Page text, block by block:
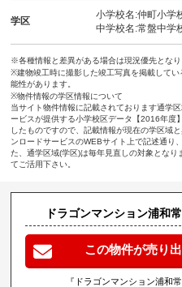
学区
小学校名:仲町小学
中学校名:常盤中学
※各種情報と差異がある場合は現況優先となり
※建物竣工時に撮影した竣工写真を掲載して
能性があります。
※物件情報の学区情報について
当サイト物件情報に記載されております通学
ービスが提供する小学校区データ【2016年度
したものですので、記載情報が現在の学区域
ンロードサービスのWEBサイト上で記述通り
た、通学区域(学区)は毎年見直しの対象となり
てご活用下さい。
ドラゴンマンション浦和
この物件が売り
『ドラゴンマンション浦和